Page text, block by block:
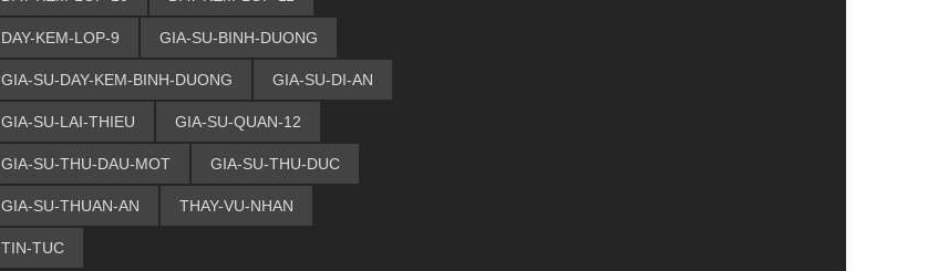
DAY-KEM-LOP-9 GIA-SU-BINH-DUONG
GIA-SU-DAY-KEM-BINH-DUONG GIA-SU-DI-AN
GIA-SU-LAI-THIEU GIA-SU-QUAN-12
GIA-SU-THU-DAU-MOT GIA-SU-THU-DUC
GIA-SU-THUAN-AN THAY-VU-NHAN
TIN-TUC